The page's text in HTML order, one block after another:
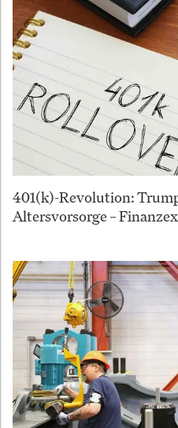
401(k)-Revolution:
Altersvorsorge –